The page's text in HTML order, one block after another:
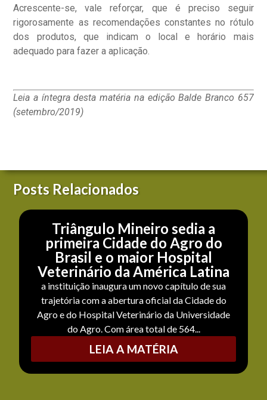
Acrescente-se, vale reforçar, que é preciso seguir
rigorosamente as recomendações constantes no rótulo
dos produtos, que indicam o local e horário mais
adequado para fazer a aplicação.
Leia a íntegra desta matéria na edição Balde Branco 657
(setembro/2019)
Posts Relacionados
Triângulo Mineiro sedia a
primeira Cidade do Agro do
Brasil e o maior Hospital
Veterinário da América Latina
a instituição inaugura um novo capítulo de sua
trajetória com a abertura oficial da Cidade do
Agro e do Hospital Veterinário da Universidade
do Agro. Com área total de 564...
LEIA A MATÉRIA